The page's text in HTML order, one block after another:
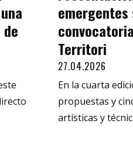
emergentes
Territori
27.04.2026
En la cuarta
propuestas y
artísticas y